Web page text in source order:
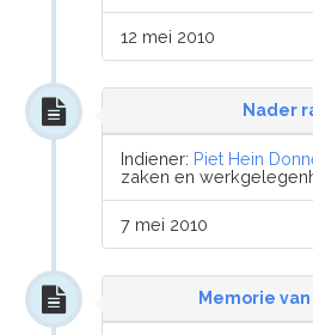
12 mei 2010
Nader
Indiener: Piet Hein
zaken en
7 mei 2010
Memorie